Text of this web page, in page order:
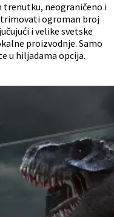
trenutku, neograničeno i
ogroman broj
i velike svetske
proizvodnje. Samo
u hiljadama opcija.